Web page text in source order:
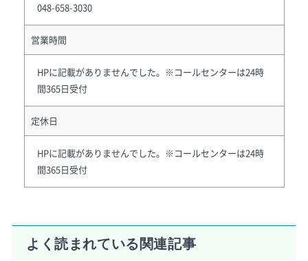
048-658-3030
営業時間
HPに記載がありませんでした。※コールセンターは24時
間365日受付
定休日
HPに記載がありませんでした。※コールセンターは24時
間365日受付
よく読まれている関連記事